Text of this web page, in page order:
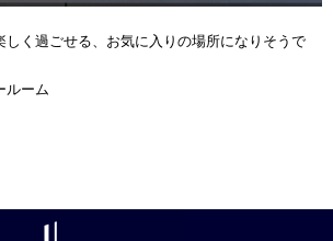
しく過ごせる、お気に入りの場所になりそうで
ルーム